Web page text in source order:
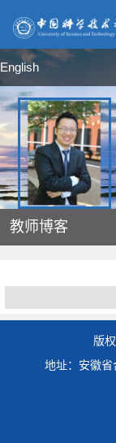
English
教师博客
版
地址：安徽